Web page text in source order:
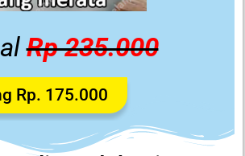
Rp 235.000
Rp. 175.000